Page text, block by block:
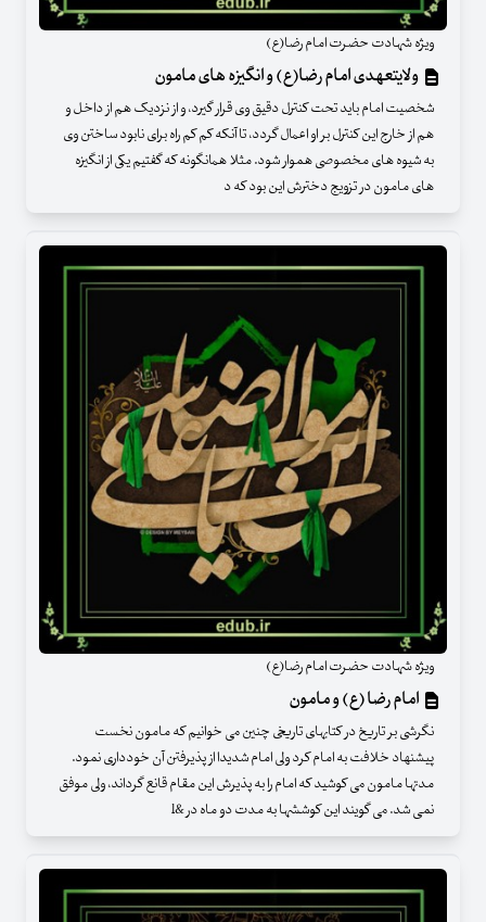
ویژه شهادت حضرت امام رضا(ع)
ولایتعهدی امام رضا(ع) و انگیزه های مامون
شخصیت امام باید تحت کنترل دقیق وی قرار گیرد، و از نزدیک هم از داخل و
هم از خارج این کنترل بر او اعمال گردد، تا آنکه کم کم راه برای نابود ساختن وی
به شیوه های مخصوصی هموار شود. مثلا همانگونه که گفتیم یکی از انگیزه
های مامون در تزویج دخترش این بود که د
ویژه شهادت حضرت امام رضا(ع)
امام رضا (ع) و مامون
نگرشی بر تاریخ در کتابهای تاریخی چنین می خوانیم که مامون نخست
پیشنهاد خلافت به امام کرد ولی امام شدیدا از پذیرفتن آن خودداری نمود.
مدتها مامون می کوشید که امام را به پذیرش این مقام قانع گرداند، ولی موفق
نمی شد. می گویند این کوششها به مدت دو ماه در &l